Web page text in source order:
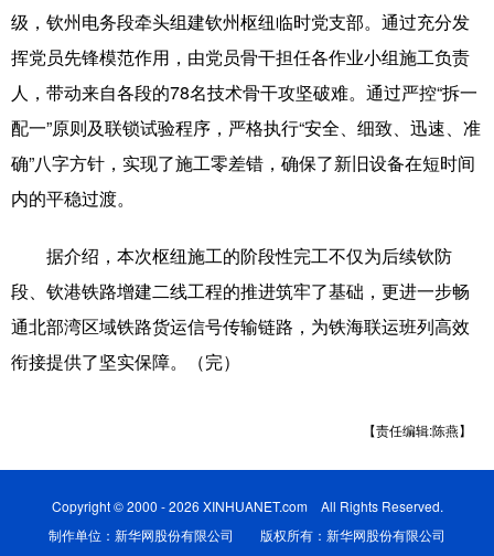
English Español Français عربى
Русский язык 日本語 한국어
Deutsch Português
级，钦州电务段牵头组建钦州枢纽临时党支部。通过充分发
挥党员先锋模范作用，由党员骨干担任各作业小组施工负责
人，带动来自各段的78名技术骨干攻坚破难。通过严控“拆一
配一”原则及联锁试验程序，严格执行“安全、细致、迅速、准
确”八字方针，实现了施工零差错，确保了新旧设备在短时间
内的平稳过渡。
据介绍，本次枢纽施工的阶段性完工不仅为后续钦防
段、钦港铁路增建二线工程的推进筑牢了基础，更进一步畅
通北部湾区域铁路货运信号传输链路，为铁海联运班列高效
衔接提供了坚实保障。（完）
【责任编辑:陈燕】
Copyright © 2000 - 2026 XINHUANET.com All Rights Reserved.
制作单位：新华网股份有限公司 版权所有：新华网股份有限公司